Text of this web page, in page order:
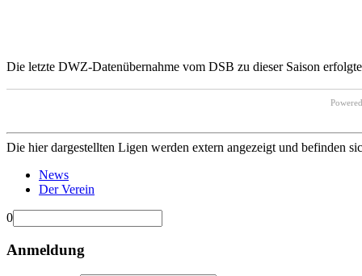
Die letzte DWZ-Datenübernahme vom DSB zu dieser Saison
Die hier dargestellten Ligen werden extern angezeigt und befinden
News
Der Verein
0
Anmeldung